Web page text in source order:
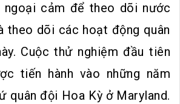
ngoại cảm để theo dõi nước
theo dõi các hoạt động quân
Cuộc thử nghiệm đầu tiên
tiến hành vào những năm
quân đội Hoa Kỳ ở Maryland.